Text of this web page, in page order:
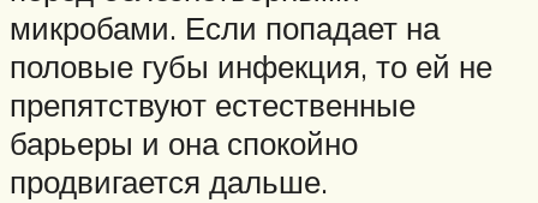
микробами. Если попадает на
половые губы инфекция, то ей не
препятствуют естественные
барьеры и она спокойно
продвигается дальше.